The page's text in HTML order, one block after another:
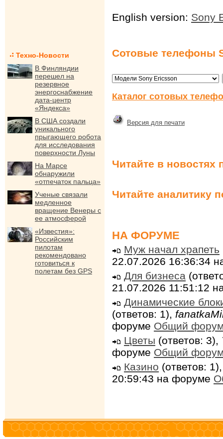
Техно-Новости
В Финляндии
перешел на
резервное
энергоснабжение
дата-центр
«Яндекса»
В США создали
уникального
прыгающего робота
для исследования
поверхности Луны
На Марсе
обнаружили
«отпечаток пальца»
Ученые связали
медленное
вращение Венеры с
ее атмосферой
«Известия»:
Российским
пилотам
рекомендовано
готовиться к
полетам без GPS
English version: Sony
Сотовые телефоны
Каталог сотовых
Версия для печати
Читайте в новостях
Читайте аналитику
НА ФОРУМЕ
Муж начал храпеть
22.07.2026 16:36:34
Для бизнеса
21.07.2026 11:51:12
Динамические
(ответов: 1),
форуме Общий
Цветы (ответов: 3),
форуме Общий
Казино (ответов:
20:59:43 на форуме